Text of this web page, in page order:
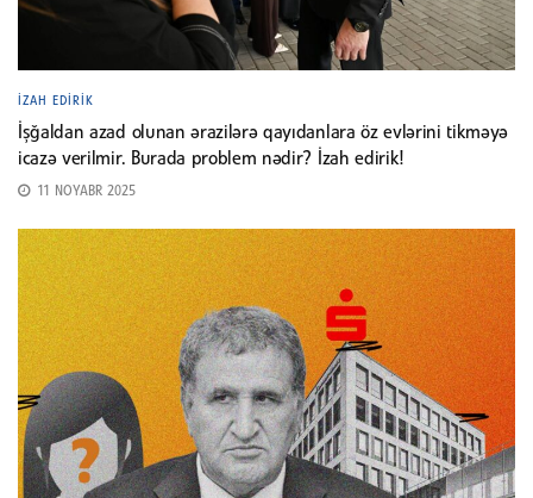
İZAH EDIRIK
İşğaldan azad olunan ərazilərə qayıdanlara öz evlərini tikməyə
icazə verilmir. Burada problem nədir? İzah edirik!
11 NOYABR 2025